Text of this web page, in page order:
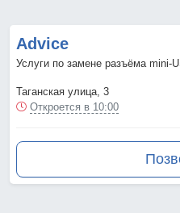
Advice
Услуги по замене разъёма mini-
Таганская улица, 3
Откроется в 10:00